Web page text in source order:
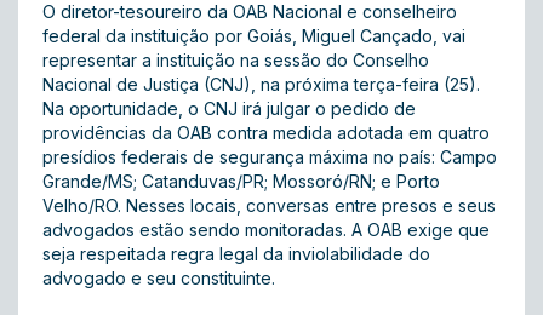
O diretor-tesoureiro da OAB Nacional e conselheiro
federal da instituição por Goiás, Miguel Cançado, vai
representar a instituição na sessão do Conselho
Nacional de Justiça (CNJ), na próxima terça-feira (25).
Na oportunidade, o CNJ irá julgar o pedido de
providências da OAB contra medida adotada em quatro
presídios federais de segurança máxima no país: Campo
Grande/MS; Catanduvas/PR; Mossoró/RN; e Porto
Velho/RO. Nesses locais, conversas entre presos e seus
advogados estão sendo monitoradas. A OAB exige que
seja respeitada regra legal da inviolabilidade do
advogado e seu constituinte.